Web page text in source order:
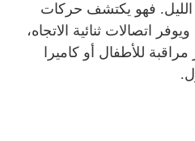
الليل. فهو يكتشف حركات
اتصالات ثنائية الاتجاه،
للأطفال أو كاميرا